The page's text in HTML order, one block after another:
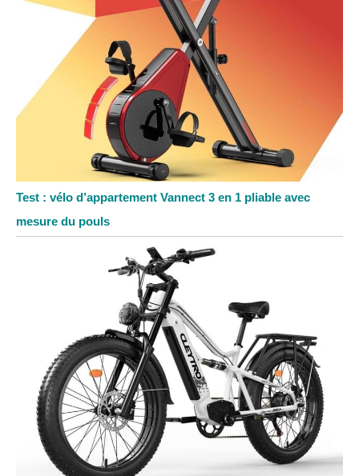
Test : vélo d’appartement Vannect 3 en 1 pliable avec
mesure du pouls